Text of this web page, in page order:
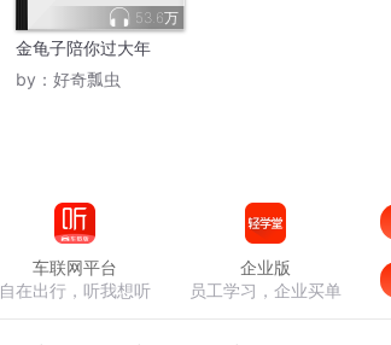
53.6万
金龟子陪你过大年
by： 好奇瓢虫
车联网平台
自在出行，听我想听
企业版
员工学习，企业买单